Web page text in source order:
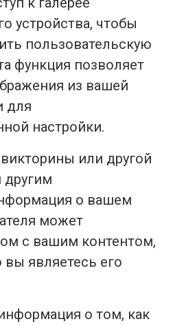
устройства, чтобы
пользовательскую
функция позволяет
из вашей
для
настройки.
или другой
о вашем
может
с вашим контентом,
вы являетесь его
о том, как